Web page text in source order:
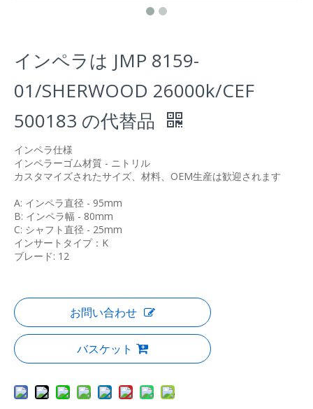
インペラは JMP 8159-
01/SHERWOOD 26000k/CEF
500183 の代替品
インペラ仕様
インペラーゴム材質 - ニトリル
カスタマイズされたサイズ、材料、OEM生産は歓迎されます
A: インペラ直径 - 95mm
B: インペラ幅 - 80mm
C: シャフト直径 - 25mm
インサートタイプ：K
ブレード: 12
お問い合わせ
バスケット